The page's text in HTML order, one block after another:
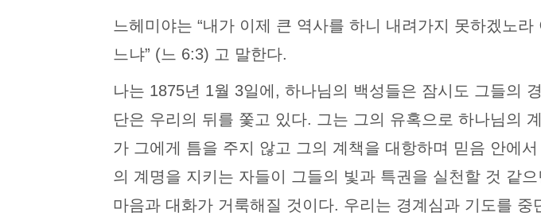
느헤미야는 “내가 이제 큰 역사를 하니 내려가지 못하겠노
느냐” (느 6:3) 고 말한다.
나는 1875년 1월 3일에, 하나님의 백성들은 잠시도 그들의
단은 우리의 뒤를 쫓고 있다. 그는 그의 유혹으로 하나님의
가 그에게 틈을 주지 않고 그의 계책을 대항하며 믿음 안에
의 계명을 지키는 자들이 그들의 빛과 특권을 실천할 것 같
마음과 대화가 거룩해질 것이다. 우리는 경계심과 기도를